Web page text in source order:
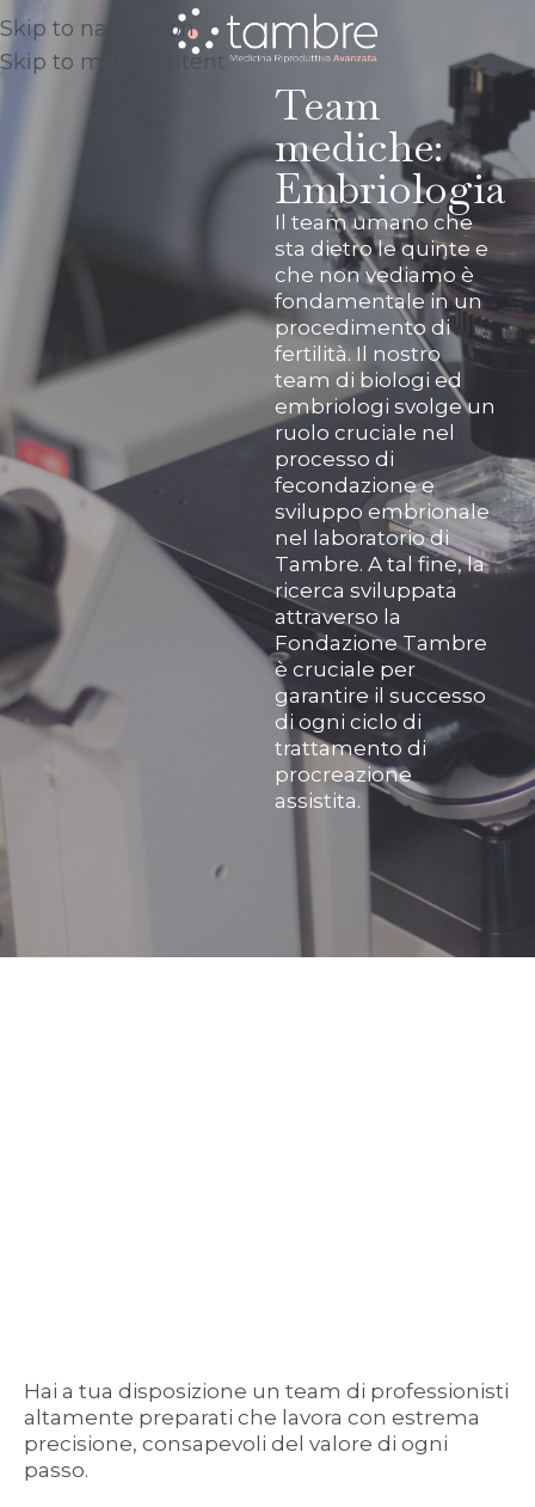
Skip to navigation
Skip to main content
Team
mediche:
Embriologia
Il team umano che
sta dietro le quinte e
che non vediamo è
fondamentale in un
procedimento di
fertilità. Il nostro
team di biologi ed
embriologi svolge un
ruolo cruciale nel
processo di
fecondazione e
sviluppo embrionale
nel laboratorio di
Tambre. A tal fine, la
ricerca sviluppata
attraverso la
Fondazione Tambre
è cruciale per
garantire il successo
di ogni ciclo di
trattamento di
procreazione
assistita.
Hai a tua disposizione un team di professionisti
altamente preparati che lavora con estrema
precisione, consapevoli del valore di ogni
passo.